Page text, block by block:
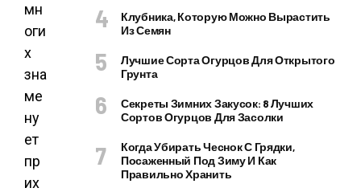
мн
оги
х
зна
ме
ну
ет
пр
их
Клубника, Которую Можно Вырастить
Из Семян
Лучшие Сорта Огурцов Для Открытого
Грунта
Секреты Зимних Закусок: 8 Лучших
Сортов Огурцов Для Засолки
Когда Убирать Чеснок С Грядки,
Посаженный Под Зиму И Как
Правильно Хранить